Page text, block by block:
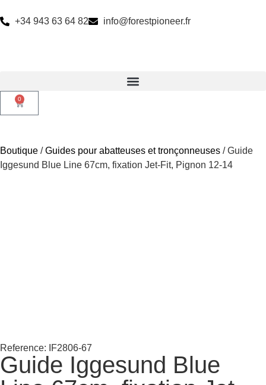
+34 943 63 64 82 info@forestpioneer.fr
0
Boutique /Guides pour abatteuses et tronçonneuses / Guide
Iggesund Blue Line 67cm, fixation Jet-Fit, Pignon 12-14
Reference: IF2806-67
Guide Iggesund Blue